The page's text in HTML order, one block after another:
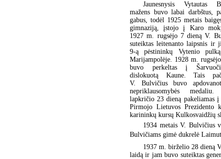
Jaunesnysis Vytautas
mažens buvo labai darbštus,
gabus, todėl 1925 metais
gimnaziją, įstojo į Karo
1927 m. rugsėjo 7 dieną V.
suteiktas leitenanto laipsnis ir
9-ą pėstininkų Vytenio
Marijampolėje. 1928 m.
buvo perkeltas į
dislokuotą Kaune. Tais
V. Bulvičius buvo
nepriklausomybės
lapkričio 23 dieną pakeliamas
Pirmojo Lietuvos Prezidento
karininkų kursų Kulkosvaidžių
1934 metais V. Bulvičius
Bulvičiams gimė dukrelė
1937 m. birželio 28 dieną
laidą ir jam buvo suteiktas